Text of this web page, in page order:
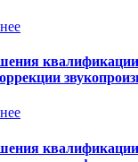
квалификации
квалификации